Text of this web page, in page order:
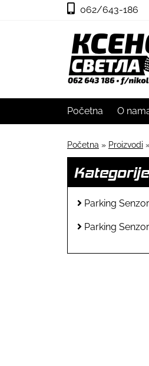
062/643-186
Početna O
Početna » Proizvodi
Parking
Parking